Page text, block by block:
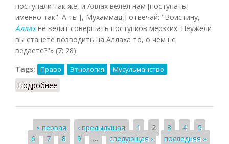
поступали так же, и Аллах велел нам [поступать]
именно так". А ты [, Мухаммад,] отвечай: "Воистину,
Аллахне велит совершать поступков мерзких. Неужели
вы станете возводить на Аллаха то, о чем не
ведаете?"» (7: 28).
Tags:
Право Этнология Мусульманство
Подробнее
Страницы
« первая ‹ предыдущая 1 2 3 4
5
6
7 8 9 … следующая › последняя »